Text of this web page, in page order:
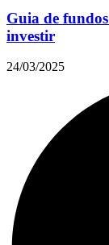
Guia de
investir
24/03/2025